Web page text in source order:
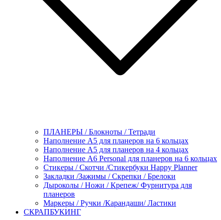
ПЛАНЕРЫ / Блокноты / Тетради
Наполнение А5 для планеров на 6 кольцах
Наполнение А5 для планеров на 4 кольцах
Наполнение А6 Personal для планеров на 6 кольцах
Стикеры / Скотчи /Стикербуки Happy Planner
Закладки /Зажимы / Скрепки / Брелоки
Дыроколы / Ножи / Крепеж/ Фурнитура для
планеров
Маркеры / Ручки /Карандаши/ Ластики
СКРАПБУКИНГ